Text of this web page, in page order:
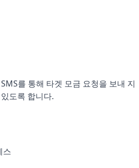
를 통해 타겟 모금 요청을 보내 지
도록 합니다.
스